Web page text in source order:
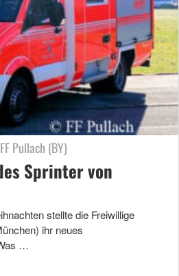
Pullach (BY)
Sprinter von
stellte die Freiwillige
ihr neues
…